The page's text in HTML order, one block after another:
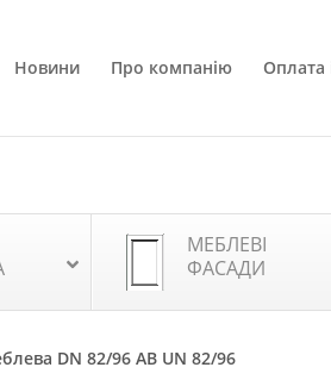
Новини Про компанію Оплата
МЕБЛЕВІ
ФАСАДИ
DN 82/96 AB UN 82/96